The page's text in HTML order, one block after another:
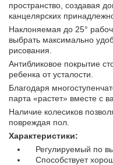
пространство, создавая
канцелярских
Наклоняемая до 25°
выбрать максимально
рисования.
Антибликовое покрытие
ребенка от усталости.
Благодаря
парта «растет» вместе с
Наличие колесиков
повреждая пол.
Характеристики:
Регулируемый по
Способствует